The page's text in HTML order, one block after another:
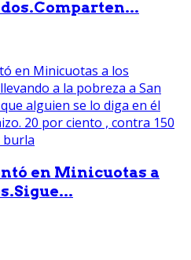
en Minicuotas a